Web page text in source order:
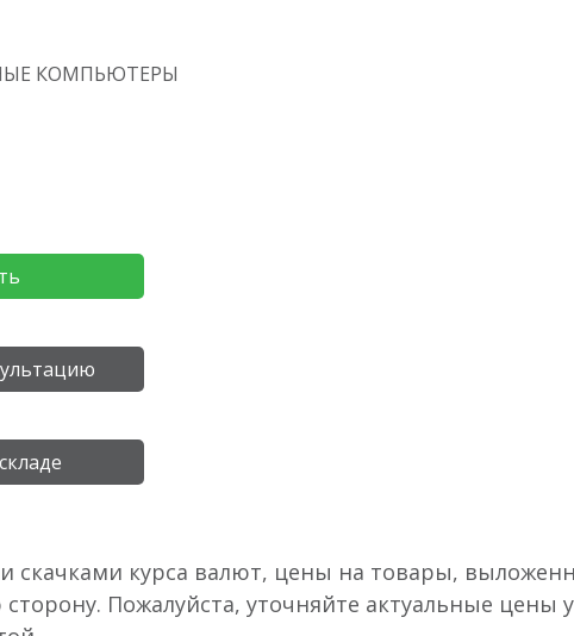
КОМПЬЮТЕРЫ
скачками курса валют, цены на товары,
Пожалуйста, уточняйте актуальные